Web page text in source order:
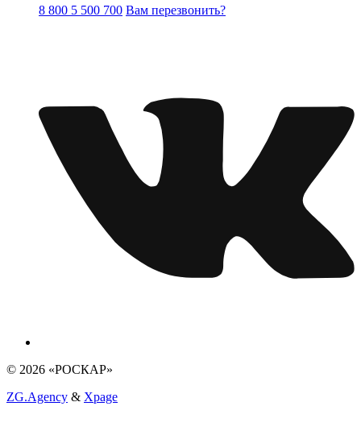
8 800 5 500 700 Вам перезвонить?
© 2026 «РОСКАР»
ZG.Agency & Xpage